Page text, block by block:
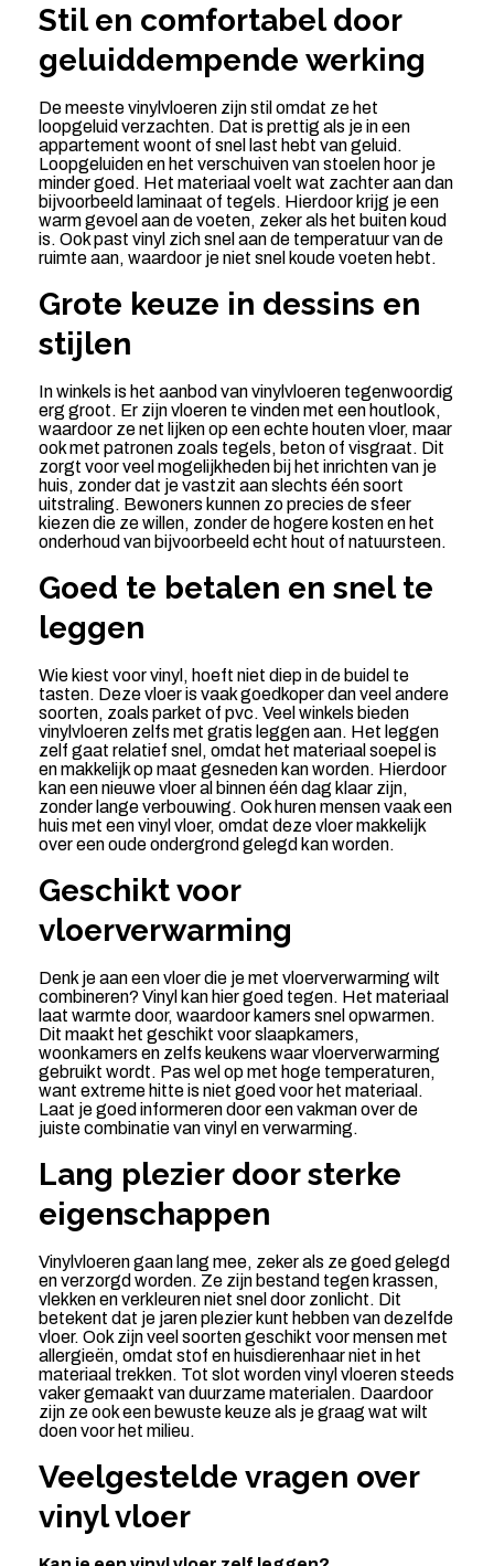
Stil en comfortabel door
geluiddempende werking
De meeste vinylvloeren zijn stil omdat ze het
loopgeluid verzachten. Dat is prettig als je in een
appartement woont of snel last hebt van geluid.
Loopgeluiden en het verschuiven van stoelen hoor je
minder goed. Het materiaal voelt wat zachter aan dan
bijvoorbeeld laminaat of tegels. Hierdoor krijg je een
warm gevoel aan de voeten, zeker als het buiten koud
is. Ook past vinyl zich snel aan de temperatuur van de
ruimte aan, waardoor je niet snel koude voeten hebt.
Grote keuze in dessins en
stijlen
In winkels is het aanbod van vinylvloeren tegenwoordig
erg groot. Er zijn vloeren te vinden met een houtlook,
waardoor ze net lijken op een echte houten vloer, maar
ook met patronen zoals tegels, beton of visgraat. Dit
zorgt voor veel mogelijkheden bij het inrichten van je
huis, zonder dat je vastzit aan slechts één soort
uitstraling. Bewoners kunnen zo precies de sfeer
kiezen die ze willen, zonder de hogere kosten en het
onderhoud van bijvoorbeeld echt hout of natuursteen.
Goed te betalen en snel te
leggen
Wie kiest voor vinyl, hoeft niet diep in de buidel te
tasten. Deze vloer is vaak goedkoper dan veel andere
soorten, zoals parket of pvc. Veel winkels bieden
vinylvloeren zelfs met gratis leggen aan. Het leggen
zelf gaat relatief snel, omdat het materiaal soepel is
en makkelijk op maat gesneden kan worden. Hierdoor
kan een nieuwe vloer al binnen één dag klaar zijn,
zonder lange verbouwing. Ook huren mensen vaak een
huis met een vinyl vloer, omdat deze vloer makkelijk
over een oude ondergrond gelegd kan worden.
Geschikt voor
vloerverwarming
Denk je aan een vloer die je met vloerverwarming wilt
combineren? Vinyl kan hier goed tegen. Het materiaal
laat warmte door, waardoor kamers snel opwarmen.
Dit maakt het geschikt voor slaapkamers,
woonkamers en zelfs keukens waar vloerverwarming
gebruikt wordt. Pas wel op met hoge temperaturen,
want extreme hitte is niet goed voor het materiaal.
Laat je goed informeren door een vakman over de
juiste combinatie van vinyl en verwarming.
Lang plezier door sterke
eigenschappen
Vinylvloeren gaan lang mee, zeker als ze goed gelegd
en verzorgd worden. Ze zijn bestand tegen krassen,
vlekken en verkleuren niet snel door zonlicht. Dit
betekent dat je jaren plezier kunt hebben van dezelfde
vloer. Ook zijn veel soorten geschikt voor mensen met
allergieën, omdat stof en huisdierenhaar niet in het
materiaal trekken. Tot slot worden vinyl vloeren steeds
vaker gemaakt van duurzame materialen. Daardoor
zijn ze ook een bewuste keuze als je graag wat wilt
doen voor het milieu.
Veelgestelde vragen over
vinyl vloer